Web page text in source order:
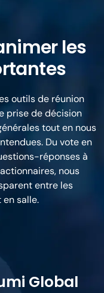
les
outils de réunion
prise de décision
tout en nous
Du vote en
réponses à
nous
entre les
salle.
Global